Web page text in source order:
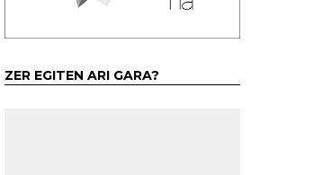
ZER EGITEN ARI GARA?